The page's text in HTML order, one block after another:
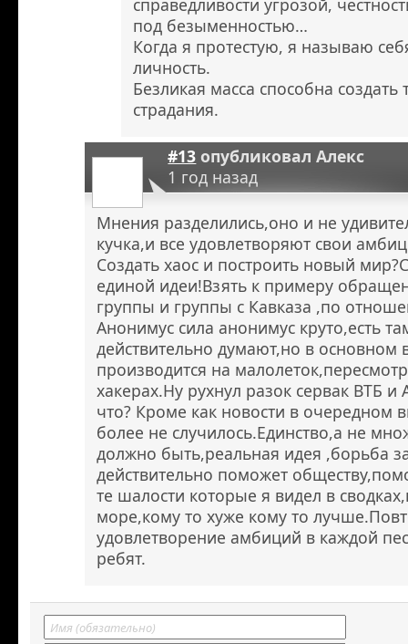
справедливости угрозой,
под безыменностью…
Когда я протестую, я называю
личность.
Безликая масса способна создать
страдания.
#13 опубликовалАлекс
1 год назад
Мнения разделились,оно и не
кучка,и все удовлетворяют свои
Создать хаос и построить новый
единой идеи!Взять к примеру
группы и группы с Кавказа ,по
Анонимус сила анонимус круто,есть
действительно думают,но в основном
производится на
хакерах.Ну рухнул разок сервак ВТБ
что? Кроме как новости в очередном
более не случилось.Единство,а не
должно быть,реальная идея ,борьба
действительно поможет
те шалости которые я видел в
море,кому то хуже кому то
удовлетворение амбиций в каждой
ребят.